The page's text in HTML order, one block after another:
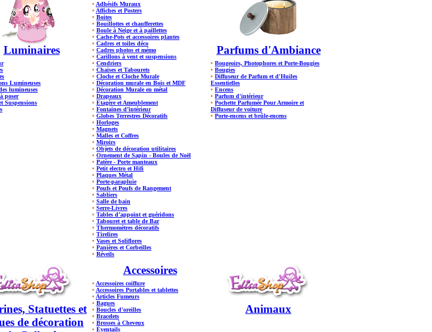
Luminaires
Lumineuses
lumineuses
poser
Suspensions
• Adhésifs Muraux
• Affiches et Posters
• Boites
• Bouillottes et chaufferettes
• Boule à Neige et à paillettes
• Cache-Pots et accessoires plantes
• Cadres et toiles déco
• Cadres photos et mémo
• Carillons à vent et suspensions
• Cendriers
• Chaises et Tabourets
• Cloche et Cloche Murale
• Décoration murale en Bois et MDF
• Décoration Murale en métal
• Drapeaux
• Etagère et Ameublement
• Fontaines d’intérieur
• Globes Terrestres Décoratifs
• Horloges
• Magnets
• Malles et Coffres
• Miroirs
• Objets de décoration utilitaires
• Ornement de Sapin - Boules de Noël
• Patère - Porte manteaux
• Petit electro et Hifi
• Plaques Métal
• Porte-parapluie
• Poufs et Poufs de Rangement
• Sabliers
• Salle de bain
• Serre-Livres
• Tables d’appoint et guéridons
• Tabouret et table de Bar
• Thermomètres décoratifs
• Tirelires
• Vases et Soliflores
• Panières et Corbeilles
• Réveils
Parfums d'Ambiance
• Bougeoirs, Photophores et Porte-Bougies
• Bougies
• Diffuseur de Parfum et d'Huiles
Essentielles
• Encens
• Parfum d'intérieur
• Pochette Parfumée Pour Armoire et
Diffuseur de voiture
• Porte-encens et brûle-encens
Statuettes et
de décoration
Accessoires
• Accessoires coiffure
• Accessoires Portables et tablettes
• Articles Fumeurs
• Bagues
• Boucles d'oreilles
• Bracelets
• Brosses à Cheveux
• Éventails
Animaux